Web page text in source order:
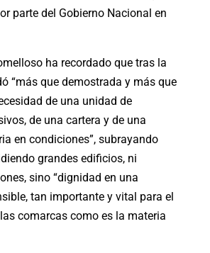
parte del Gobierno Nacional en
ha recordado que tras la
“más que demostrada y más que
de una unidad de
de una cartera y de una
en condiciones”, subrayando
grandes edificios, ni
sino “dignidad en una
tan importante y vital para el
comarcas como es la materia